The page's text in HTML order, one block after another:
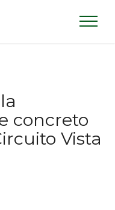
concreto
Vista